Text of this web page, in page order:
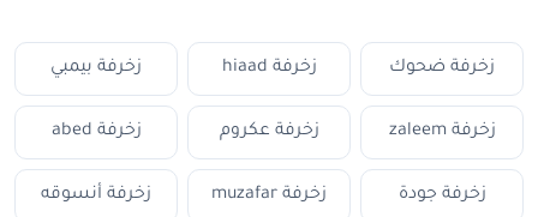
زخرفة ضحوك زخرفة hiaad زخرفة بيمبي
زخرفة zaleem زخرفة عكروم زخرفة abed
زخرفة جودة زخرفة muzafar زخرفة أنسوقه